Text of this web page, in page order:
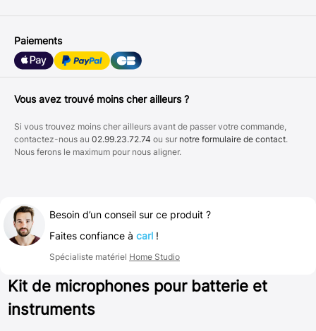
Paiements
Vous avez trouvé moins cher ailleurs ?
Si vous trouvez moins cher ailleurs avant de passer votre commande,
contactez-nous au 02.99.23.72.74 ou sur notre formulaire de contact.
Nous ferons le maximum pour nous aligner.
Besoin d’un conseil sur ce produit ?
Faites confiance à carl !
Spécialiste matériel Home Studio
Kit de microphones pour batterie et
instruments